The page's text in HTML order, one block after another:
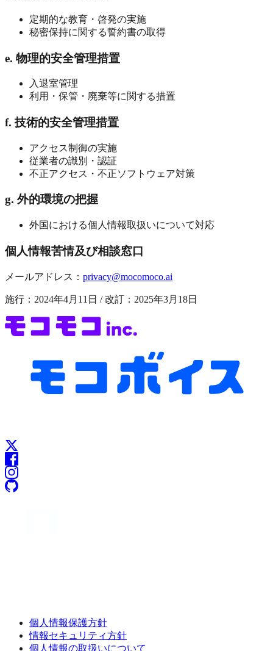
定期的な教育・啓発の実施
秘密保持に関する誓約書の取得
e. 物理的安全管理措置
入退室管理
利用・保管・廃棄等に関する措置
f. 技術的安全管理措置
アクセス制御の実施
従業者の識別・認証
不正アクセス・不正ソフトウェア対策
g. 外的環境の把握
外国における個人情報取扱いについて対応
個人情報苦情及び相談窓口
メールアドレス： privacy@mocomoco.ai
施行：2024年4月11日 / 改訂：2025年3月18日
個人情報保護方針
情報セキュリティ方針
個人情報の取扱いについて